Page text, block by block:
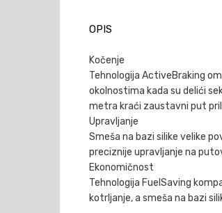
OPIS
Kočenje
Tehnologija ActiveBraking
okolnostima kada su delići
metra kraći zaustavni put
Upravljanje
Smeša na bazi silike velike
preciznije upravljanje na
Ekonomičnost
Tehnologija FuelSaving
kotrljanje, a smeša na bazi